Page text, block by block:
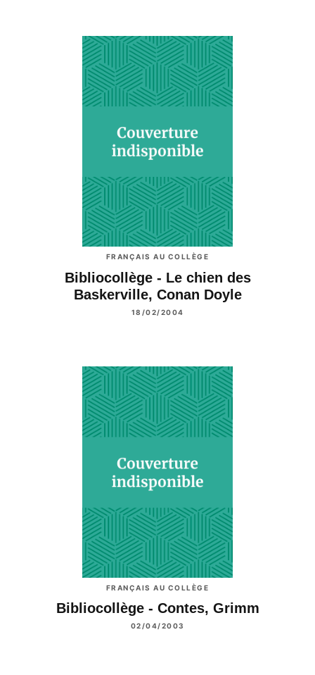
FRANÇAIS AU COLLÈGE
Bibliocollège - Le chien des
Baskerville, Conan Doyle
18/02/2004
FRANÇAIS AU COLLÈGE
Bibliocollège - Contes, Grimm
02/04/2003